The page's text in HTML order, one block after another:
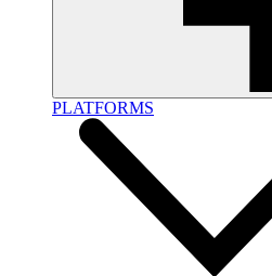
PLATFORMS